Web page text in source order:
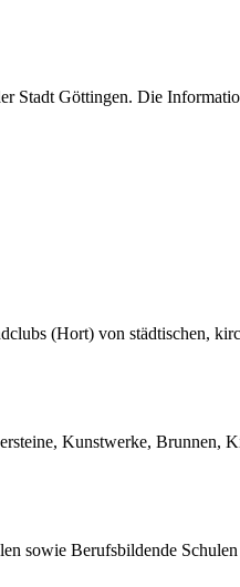
Stadt Göttingen. Die
(Hort) von städtischen,
Kunstwerke, Brunnen,
sowie Berufsbildende